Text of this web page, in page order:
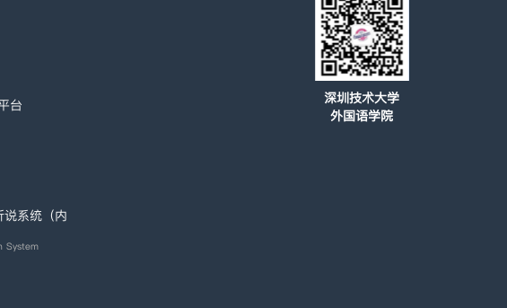
台
系统（内
System
深圳技术大学
外国语学院